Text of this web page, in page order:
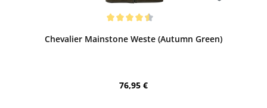
Chevalier Mainstone Weste (Autumn Green)
Regulärer Preis:
76,95 €